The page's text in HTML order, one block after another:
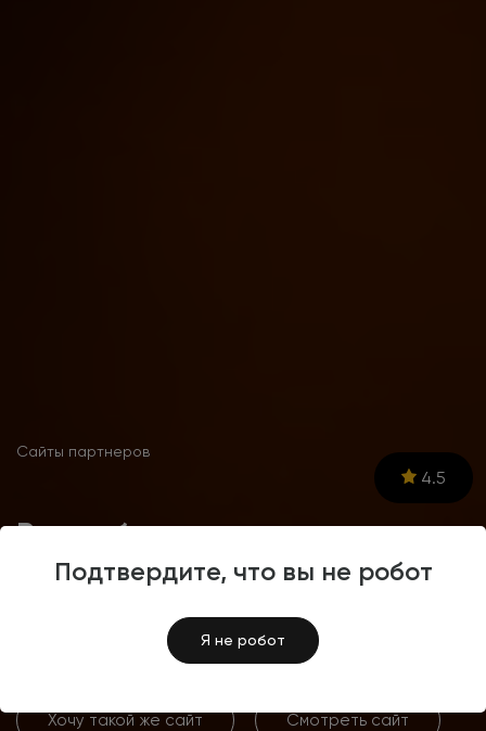
Подтвердите, что вы не робот
Я не робот
Сайты партнеров
Разработка интернет-
магазина осветительных
приборов Ultralampa
Хочу такой же сайт Смотреть сайт
4.5